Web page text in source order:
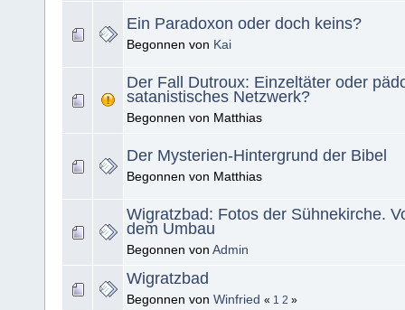
Ein Paradoxon oder doch keins?
Begonnen von Kai
Der Fall Dutroux: Einzeltäter oder
satanistisches Netzwerk?
Begonnen von Matthias
Der Mysterien-Hintergrund der Bibel
Begonnen von Matthias
Wigratzbad: Fotos der Sühnekirche.
dem Umbau
Begonnen von Admin
Wigratzbad
Begonnen von Winfried « 1 2 »